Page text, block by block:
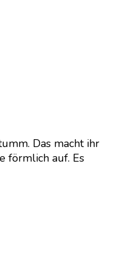
Das macht ihr
förmlich auf. Es